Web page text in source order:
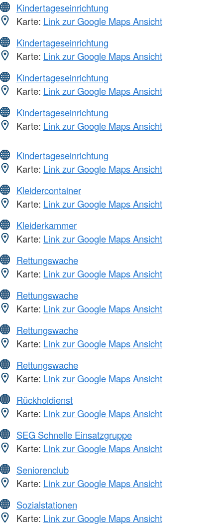
Kindertageseinrichtung
Karte: Link zur Google Maps Ansicht
Kindertageseinrichtung
Karte: Link zur Google Maps Ansicht
Kindertageseinrichtung
Karte: Link zur Google Maps Ansicht
Kindertageseinrichtung
Karte: Link zur Google Maps Ansicht
Kindertageseinrichtung
Karte: Link zur Google Maps Ansicht
Kleidercontainer
Karte: Link zur Google Maps Ansicht
Kleiderkammer
Karte: Link zur Google Maps Ansicht
Rettungswache
Karte: Link zur Google Maps Ansicht
Rettungswache
Karte: Link zur Google Maps Ansicht
Rettungswache
Karte: Link zur Google Maps Ansicht
Rettungswache
Karte: Link zur Google Maps Ansicht
Rückholdienst
Karte: Link zur Google Maps Ansicht
SEG Schnelle Einsatzgruppe
Karte: Link zur Google Maps Ansicht
Seniorenclub
Karte: Link zur Google Maps Ansicht
Sozialstationen
Karte: Link zur Google Maps Ansicht